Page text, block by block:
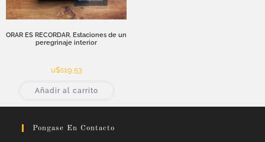
ORAR ES RECORDAR. Estaciones de un
peregrinaje interior
u$s19,53
Añadir al carrito
Pongase En Contacto